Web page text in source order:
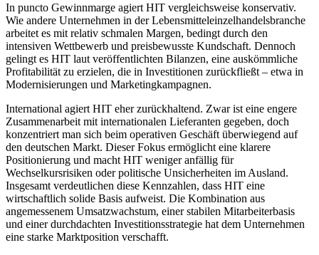
In puncto Gewinnmarge agiert HIT vergleichsweise konservativ.
Wie andere Unternehmen in der Lebensmitteleinzelhandelsbranche
arbeitet es mit relativ schmalen Margen, bedingt durch den
intensiven Wettbewerb und preisbewusste Kundschaft. Dennoch
gelingt es HIT laut veröffentlichten Bilanzen, eine auskömmliche
Profitabilität zu erzielen, die in Investitionen zurückfließt – etwa in
Modernisierungen und Marketingkampagnen.
International agiert HIT eher zurückhaltend. Zwar ist eine engere
Zusammenarbeit mit internationalen Lieferanten gegeben, doch
konzentriert man sich beim operativen Geschäft überwiegend auf
den deutschen Markt. Dieser Fokus ermöglicht eine klarere
Positionierung und macht HIT weniger anfällig für
Wechselkursrisiken oder politische Unsicherheiten im Ausland.
Insgesamt verdeutlichen diese Kennzahlen, dass HIT eine
wirtschaftlich solide Basis aufweist. Die Kombination aus
angemessenem Umsatzwachstum, einer stabilen Mitarbeiterbasis
und einer durchdachten Investitionsstrategie hat dem Unternehmen
eine starke Marktposition verschafft.